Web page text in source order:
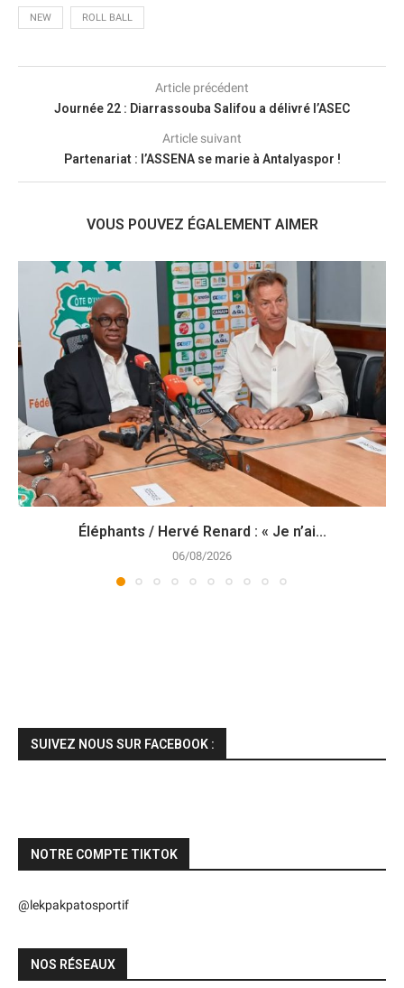
NEW ROLL BALL
Article précédent
Journée 22 : Diarrassouba Salifou a délivré l’ASEC
Article suivant
Partenariat : l’ASSENA se marie à Antalyaspor !
VOUS POUVEZ ÉGALEMENT AIMER
Éléphants / Hervé Renard : « Je n’ai...
06/08/2026
SUIVEZ NOUS SUR FACEBOOK :
NOTRE COMPTE TIKTOK
@lekpakpatosportif
NOS RÉSEAUX